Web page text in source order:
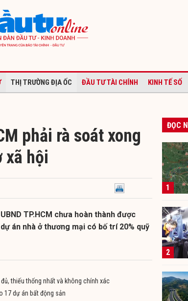
THỊ TRƯỜNG ĐỊA ỐC ĐẦU TƯ TÀI CHÍNH KINH TẾ SỐ
phải rà soát xong
xã hội
TP.HCM chưa hoàn thành được
án nhà ở thương mại có bố trí 20% quỹ
thiếu thống nhất và không chính xác
17 dự án bất động sản
ĐỌC
1
2